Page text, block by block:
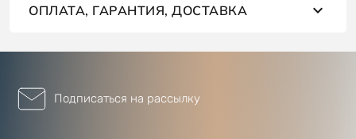
ОПЛАТА, ГАРАНТИЯ, ДОСТАВКА
Подписаться на рассылку